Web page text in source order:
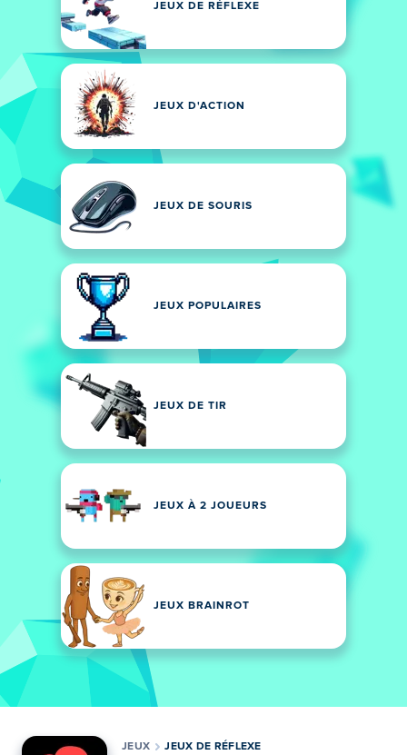
JEUX DE RÉFLEXE
JEUX D'ACTION
JEUX DE SOURIS
JEUX POPULAIRES
JEUX DE TIR
JEUX À 2 JOUEURS
JEUX BRAINROT
JEUX JEUX DE RÉFLEXE